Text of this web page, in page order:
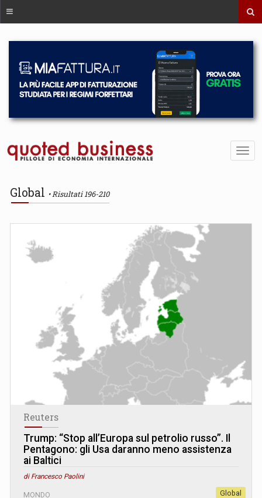
Global Risultati 196-210
Reuters
Trump: “Stop all’Europa sul petrolio russo”. Il
Pentagono: gli Usa daranno meno assistenza
ai Baltici
di Francesco Paolini
MONDO Global